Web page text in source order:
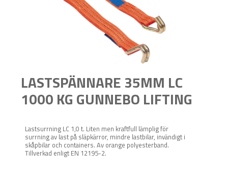
LASTSPÄNNARE 35MM LC
1000 KG GUNNEBO LIFTING
Lastsurrning LC 1,0 t. Liten men kraftfull lämplig för
surrning av last på släpkärror, mindre lastbilar, invändigt i
skåpbilar och containers. Av orange polyesterband.
Tillverkad enligt EN 12195-2.